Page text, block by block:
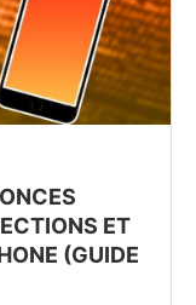
ET
(GUIDE